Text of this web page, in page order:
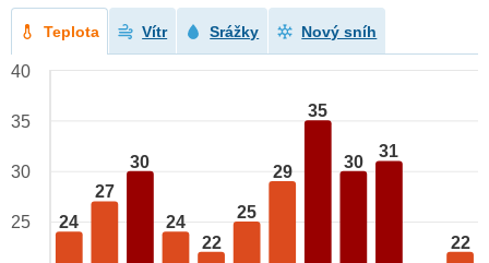
Teplota Vítr Srážky Nový sníh
24
27
30
24
22
25
29
35
30
31
22
40
35
30
25